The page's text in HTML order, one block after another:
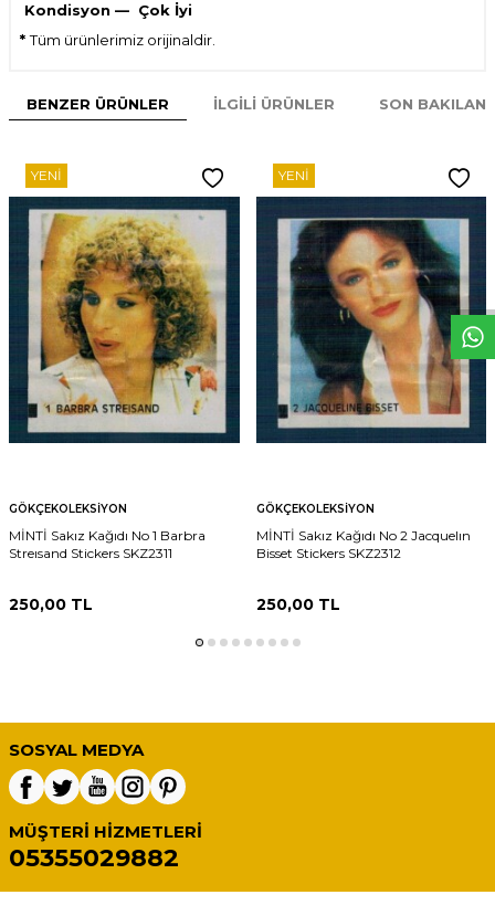
W
h
t
s
p
p
D
e
s
e
H
a
t
t
Kondisyon — Çok İyi
* Tüm ürünlerimiz orijinaldir.
BENZER ÜRÜNLER İLGILI ÜRÜNLER SON
YENI
GÖKÇEKOLEKSIYON
MİNTİ Sakız Kağıdı No 1 Barbra
Streısand Stickers SKZ2311
250,00 TL
YENI
GÖKÇEKOLEKSIYON
MİNTİ Sakız Kağıdı No 2 Jacquelın
Bisset Stickers SKZ2312
250,00TL
SOSYAL MEDYA
MÜŞTERI HIZMETLERI
05355029882